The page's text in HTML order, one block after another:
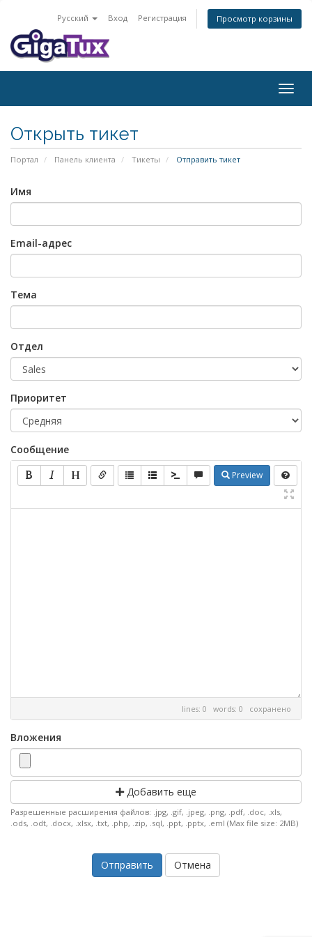
Русский Вход Регистрация Просмотр корзины
Открыть тикет
Портал Панель клиента Тикеты Отправить тикет
Имя
Email-адрес
Тема
Отдел
Приоритет
Сообщение
Preview
lines: 0 words: 0 сохранено
Вложения
Добавить еще
Разрешенные расширения файлов: .jpg, .gif, .jpeg, .png, .pdf, .doc, .xls,
.ods, .odt, .docx, .xlsx, .txt, .php, .zip, .sql, .ppt, .pptx, .eml (Max file size: 2MB)
Отмена